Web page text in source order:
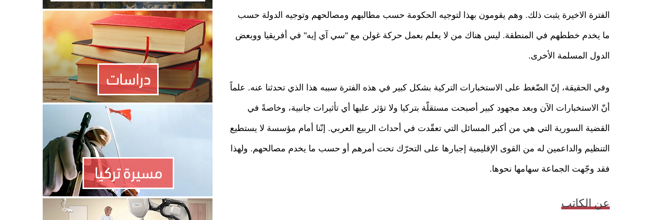
الفترة الاخيرة يثبت ذلك. وهم يقومون بهذا لتوجيه الحكومة حسب مطالبهم ومصالحهم وتوجيه الدولة حسب
ما يخدم خططهم في المنطقة. ليس هناك من لا يعلم بعمل حركة غولن مع "سي آي إيه" في أفريقيا ووبعض
الدول المسلمة الأخرى.
وفي الحقيقة، إنّ الضّغط على الاستخبارات التركية بشكل كبير في هذه الفترة سببه هذا الذي تحدثنا عنه. علماً
أنّ الاستخبارات الآن وبعد مجهود كبير أصبحت مستقلّة بتركيا ولا تؤثر عليها أي تأثيرات جانبية، وخاصةً في
القضية السورية التي هي من أكبر المسائل التي تعقّدت في أحداث الربيع العربي. إنّنا أمام مؤسسة لا يستطيع
التنظيم والداعمين له من القوى الإقليمية إجبارها على التحرّك تحت أمرهم أو حسب ما يخدم مصالحهم. ولهذا
فقد وجّهت الجماعة سهامها نحوها.
عن الكاتب